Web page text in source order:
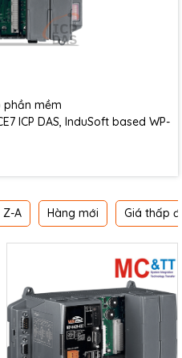
phần mềm
ICP DAS, InduSoft based WP-
Z-A Hàng mới Giá thấp